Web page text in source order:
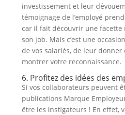
investissement et leur
témoignage de l’employé
car il fait découvrir une facette
son job. Mais c’est une
de vos salariés, de leur
montrer votre reconnaissance.
6. Profitez des idées des
Si vos collaborateurs peuvent
publications Marque
être les instigateurs ! En effet,